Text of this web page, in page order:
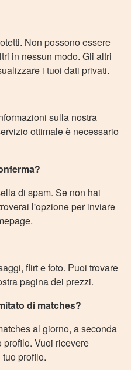
Non possono essere
in nessun modo. Gli altri
i tuoi dati privati.
sulla nostra
ottimale è necessario
di spam. Se non hai
l'opzione per inviare
flirt e foto. Puoi trovare
pagina dei prezzi.
di matches?
al giorno, a seconda
Vuoi ricevere
profilo.